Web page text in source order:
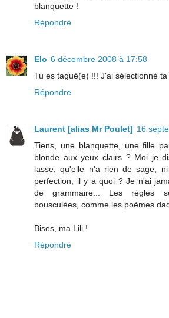
blanquette !
Répondre
Elo 6 décembre 2008 à 17:58
Tu es tagué(e) !!! J'ai sélectionné
Répondre
Laurent [alias Mr Poulet] 16
Tiens, une blanquette, une fille
blonde aux yeux clairs ? Moi je
lasse, qu'elle n'a rien de sage,
perfection, il y a quoi ? Je n'ai
de grammaire... Les règles
bousculées, comme les poèmes
Bises, ma Lili !
Répondre